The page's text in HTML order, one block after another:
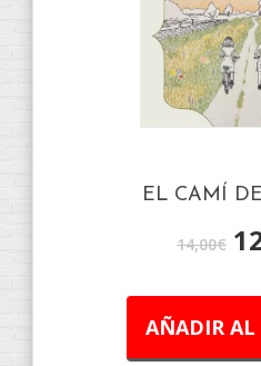
EL CAMÍ
14,00€
AÑADIR AL